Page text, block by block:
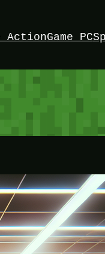
ActionGame PC
HEY!
I’m Bedrock.
your game with